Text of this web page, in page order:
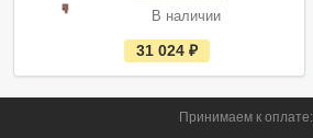
В наличии
е
с
т
н
31 024
Принимаем к оплате: